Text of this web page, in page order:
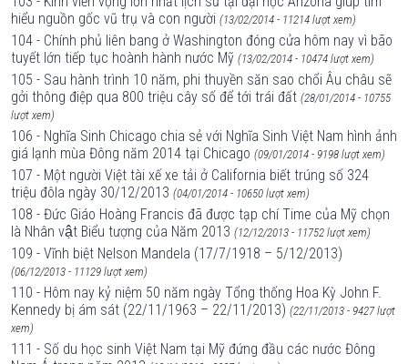
hiểu nguồn gốc vũ trụ và con người (13/02/2014 - 11214 lượt xem)
104 - Chính phủ liên bang ở Washington đóng cửa hôm nay vì bão
tuyết lớn tiếp tục hoành hành nước Mỹ (13/02/2014 - 10474 lượt xem)
105 - Sau hành trình 10 năm, phi thuyền săn sao chổi Âu châu sẽ
gởi thông điệp qua 800 triệu cây số để tới trái đất (28/01/2014 - 10755
lượt xem)
106 - Nghĩa Sinh Chicago chia sẻ với Nghĩa Sinh Việt Nam hình ảnh
giá lạnh mùa Đông năm 2014 tại Chicago (09/01/2014 - 9198 lượt xem)
107 - Một người Việt tài xế xe tải ở California biết trúng số 324
triệu đôla ngày 30/12/2013 (04/01/2014 - 10650 lượt xem)
108 - Đức Giáo Hoàng Francis đã được tạp chí Time của Mỹ chọn
là Nhân vật Biểu tượng của Năm 2013 (12/12/2013 - 11752 lượt xem)
109 - Vĩnh biệt Nelson Mandela (17/7/1918 – 5/12/2013)
(06/12/2013 - 11129 lượt xem)
110 - Hôm nay kỷ niệm 50 năm ngày Tổng thống Hoa Kỳ John F.
Kennedy bị ám sát (22/11/1963 – 22/11/2013) (22/11/2013 - 9427 lượt
xem)
111 - Số du học sinh Việt Nam tại Mỹ đứng đầu các nước Đông